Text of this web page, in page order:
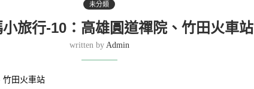
未分類
旅行-10：高雄圓道禪院、竹田火車站
written by Admin
竹田火車站